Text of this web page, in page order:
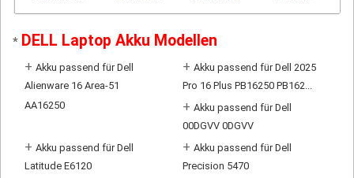
* DELL Laptop Akku Modellen
+ Akku passend für Dell
Alienware 16 Area-51
AA16250
+ Akku passend für Dell 2025
Pro 16 Plus PB16250 PB162...
+ Akku passend für Dell
00DGVV 0DGVV
+ Akku passend für Dell
Latitude E6120
+ Akku passend für Dell
Precision 5470